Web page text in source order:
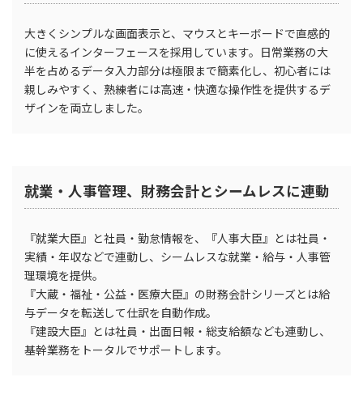
大きくシンプルな画面表示と、マウスとキーボードで直感的
に使えるインターフェースを採用しています。日常業務の大
半を占めるデータ入力部分は極限まで簡素化し、初心者には
親しみやすく、熟練者には高速・快適な操作性を提供するデ
ザインを両立しました。
就業・人事管理、財務会計とシームレスに連動
『就業大臣』と社員・勤怠情報を、『人事大臣』とは社員・
実績・年収などで連動し、シームレスな就業・給与・人事管
理環境を提供。
『大蔵・福祉・公益・医療大臣』の財務会計シリーズとは給
与データを転送して仕訳を自動作成。
『建設大臣』とは社員・出面日報・総支給額なども連動し、
基幹業務をトータルでサポートします。